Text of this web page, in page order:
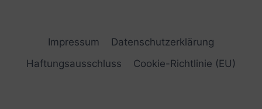
Impressum
Datenschutzerklärung
Haftungsausschluss
Cookie-Richtlinie (EU)